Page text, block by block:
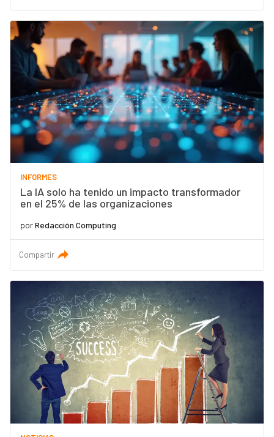
INFORMES
La IA solo ha tenido un impacto transformador
en el 25% de las organizaciones
porRedacción Computing
Compartir